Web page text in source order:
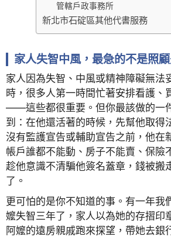
管轄戶政事務所
新北市石碇區其他代書服務
家人失智中風，最急的不是照
家人因為失智、中風或精神障礙無法
時，很多人第一時間忙著安排看護、
——這些都很重要。但你最該做的一
到：在他還活著的時候，先幫他取得
沒有監護宣告或輔助宣告之前，他在
帳戶誰都不能動、房子不能賣、保險
趁他意識不清騙他簽名蓋章，錢被搬
了。
更可怕的是你不知道的事。有一年我
嬤失智三年了，家人以為她的存摺印
阿嬤的遠房親戚跑來探望，帶她去銀